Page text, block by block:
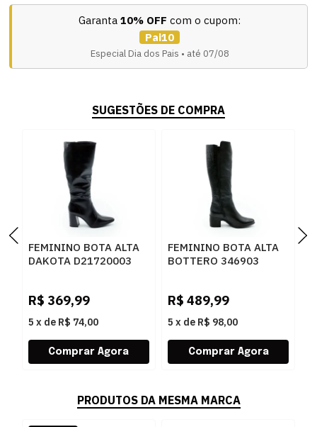
Garanta 10% OFF com o cupom:
Pai10
Especial Dia dos Pais • até 07/08
SUGESTÕES DE COMPRA
FEMININO BOTA ALTA
DAKOTA D21720003
R$ 369,99
5 x de R$ 74,00
FEMININO BOTA ALTA
BOTTERO 346903
R$ 489,99
5 x de R$ 98,00
PRODUTOS DA MESMA MARCA